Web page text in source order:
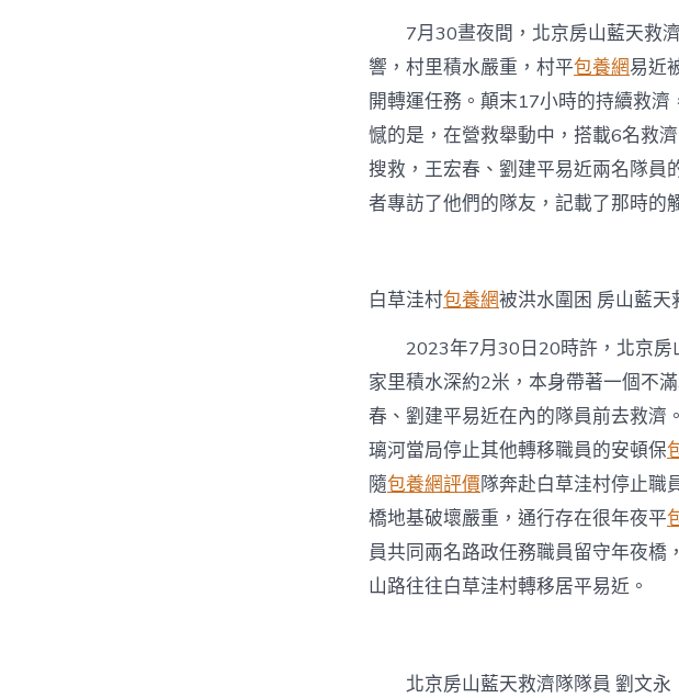
7月30晝夜間，北京房山藍天救
響，村里積水嚴重，村平包養網易近
開轉運任務。顛末17小時的持續救濟
憾的是，在營救舉動中，搭載6名救
搜救，王宏春、劉建平易近兩名隊員
者專訪了他們的隊友，記載了那時的
白草洼村包養網被洪水圍困 房山藍天
2023年7月30日20時許，北京房
家里積水深約2米，本身帶著一個不
春、劉建平易近在內的隊員前去救濟
璃河當局停止其他轉移職員的安頓保
隨包養網評價隊奔赴白草洼村停止職
橋地基破壞嚴重，通行存在很年夜平
員共同兩名路政任務職員留守年夜橋
山路往往白草洼村轉移居平易近。
北京房山藍天救濟隊隊員 劉文